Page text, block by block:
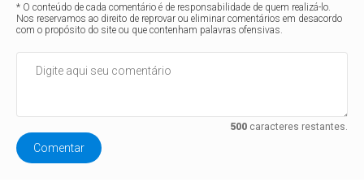
* O conteúdo de cada comentário é de responsabilidade de quem realizá-lo.
Nos reservamos ao direito de reprovar ou eliminar comentários em desacordo
com o propósito do site ou que contenham palavras ofensivas.
500caracteres restantes.
Comentar